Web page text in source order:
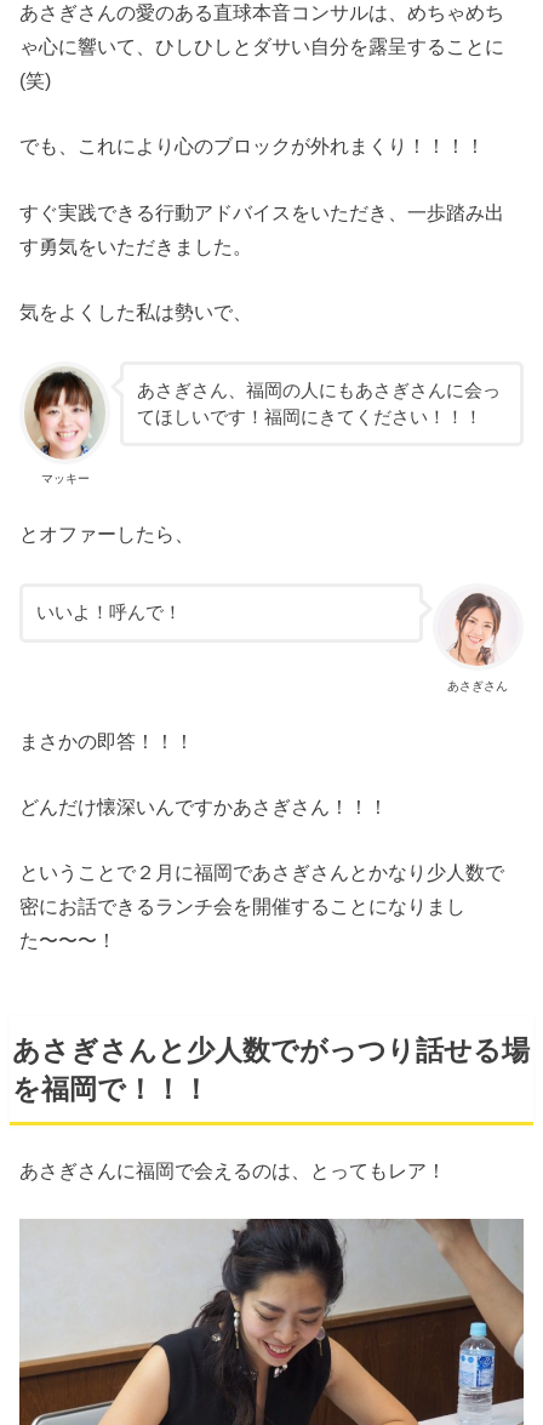
あさぎさんの愛のある直球本音コンサルは、めちゃめち
ゃ心に響いて、ひしひしとダサい自分を露呈することに
(笑)
でも、これにより心のブロックが外れまくり！！！！
すぐ実践できる行動アドバイスをいただき、一歩踏み出
す勇気をいただきました。
気をよくした私は勢いで、
マッキー
あさぎさん、福岡の人にもあさぎさんに会っ
てほしいです！福岡にきてください！！！
とオファーしたら、
あさぎさん
いいよ！呼んで！
まさかの即答！！！
どんだけ懐深いんですかあさぎさん！！！
ということで２月に福岡であさぎさんとかなり少人数で
密にお話できるランチ会を開催することになりまし
た〜〜〜！
あさぎさんと少人数でがっつり話せる場
を福岡で！！！
あさぎさんに福岡で会えるのは、とってもレア！